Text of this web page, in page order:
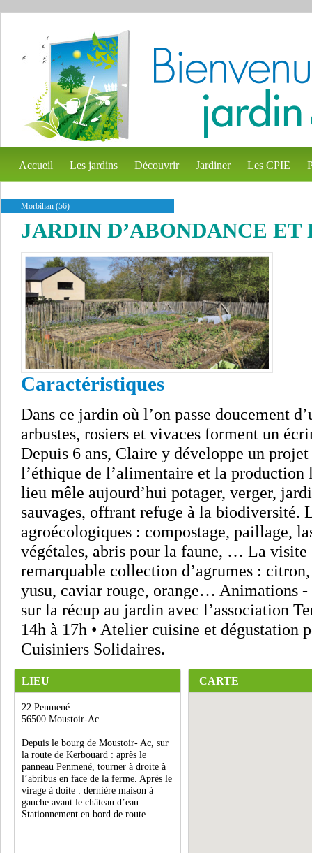
Accueil Les jardins Découvrir Jardiner Les CPIE
Morbihan (56)
JARDIN D’ABONDANCE ET
Caractéristiques
Dans ce jardin où l’on passe doucement
arbustes, rosiers et vivaces forment un
Depuis 6 ans, Claire y développe un
l’éthique de l’alimentaire et la production
lieu mêle aujourd’hui potager, verger,
sauvages, offrant refuge à la biodiversité.
agroécologiques : compostage, paillage,
végétales, abris pour la faune, … La visite
remarquable collection d’agrumes :
yusu, caviar rouge, orange… Animations -
sur la récup au jardin avec l’association
14h à 17h • Atelier cuisine et dégustation
Cuisiniers Solidaires.
LIEU
22 Penmené
56500 Moustoir-Ac
Depuis le bourg de Moustoir- Ac, sur
la route de Kerbouard : après le
panneau Penmené, tourner à droite à
l’abribus en face de la ferme. Après le
virage à doite : dernière maison à
gauche avant le château d’eau.
Stationnement en bord de route.
CARTE